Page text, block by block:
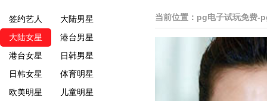
签约艺人
大陆男星
大陆女星
港台男星
港台女星
日韩男星
日韩女星
体育明星
欧美明星
儿童明星
当前位置： pg电子试玩免费-